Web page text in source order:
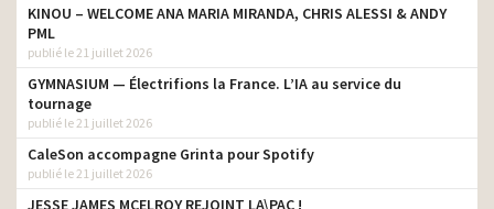
SPF – Novembre le «Moi(s)
sans tabac»
KINOU – WELCOME ANA MARIA MIRANDA, CHRIS ALESSI & ANDY
PML
publié le 21 juillet 2026
GYMNASIUM — Électrifions la France. L’IA au service du
tournage
publié le 21 juillet 2026
CaleSon accompagne Grinta pour Spotify
publié le 21 juillet 2026
JESSE JAMES MCELROY REJOINT LA\PAC !